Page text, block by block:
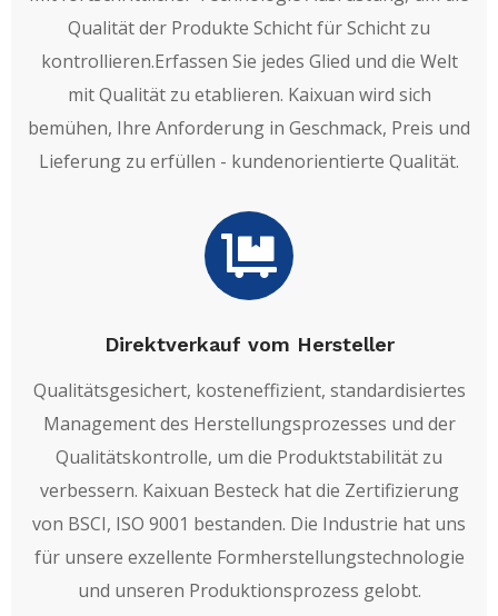
Qualität der Produkte Schicht für Schicht zu
kontrollieren.Erfassen Sie jedes Glied und die Welt
mit Qualität zu etablieren. Kaixuan wird sich
bemühen, Ihre Anforderung in Geschmack, Preis und
Lieferung zu erfüllen - kundenorientierte Qualität.
Direktverkauf vom Hersteller
Qualitätsgesichert, kosteneffizient, standardisiertes
Management des Herstellungsprozesses und der
Qualitätskontrolle, um die Produktstabilität zu
verbessern. Kaixuan Besteck hat die Zertifizierung
von BSCI, ISO 9001 bestanden. Die Industrie hat uns
für unsere exzellente Formherstellungstechnologie
und unseren Produktionsprozess gelobt.